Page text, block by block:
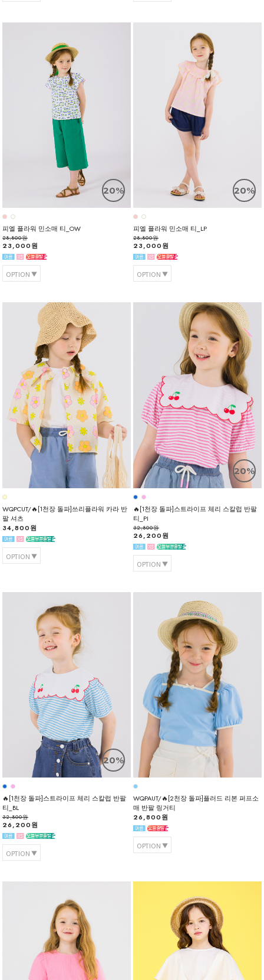
20%
피엘 플라워 민소매 티_OW
28,800원
23,000원
OPTION
20%
피엘 플라워 민소매 티_LP
28,800원
23,000원
OPTION
WQPCUT/🔥[1천장 돌파]쓰리플라워 카라 반
팔 셔츠
34,800원
OPTION
20%
🔥[1천장 돌파]스트라이프 체리 스칼럽 반팔
티_PI
32,800원
26,200원
OPTION
20%
🔥[1천장 돌파]스트라이프 체리 스칼럽 반팔
티_BL
32,800원
26,200원
OPTION
WQPAUT/🔥[2천장 돌파]플러드 리본 퍼프소
매 반팔 링거티
26,800원
OPTION